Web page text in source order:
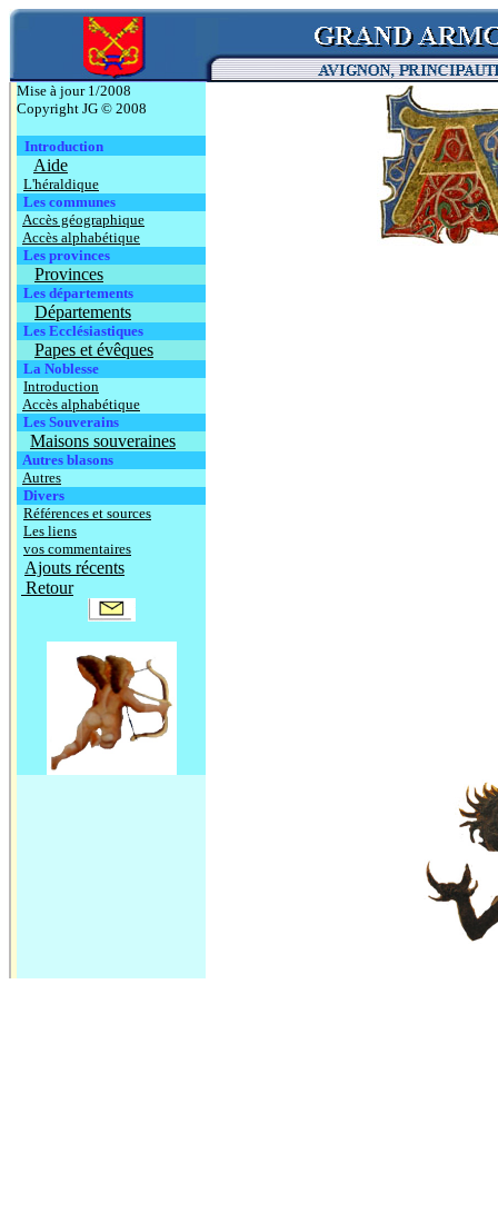
Mise à jour 1/2008
Copyright JG © 2008
Introduction
Aide
L'héraldique
Les communes
Accès géographique
Accès alphabétique
Les provinces
Provinces
Les départements
Départements
Les Ecclésiastiques
Papes et évêques
La Noblesse
Introduction
Accès alphabétique
Les Souverains
Maisons souveraines
Autres blasons
Autres
Divers
Références et sources
Les liens
vos commentaires
Ajouts récents
Retour